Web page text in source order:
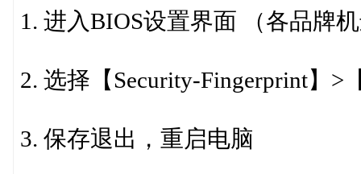
1. 进入BIOS设置界面 （各品牌
2. 选择【Security-Fingerprint】>
3. 保存退出，重启电脑